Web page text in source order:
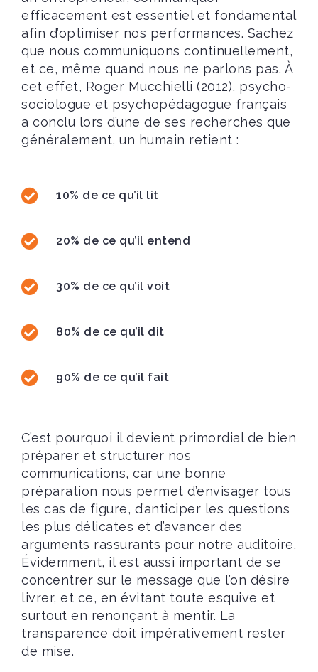
efficacement est essentiel et fondamental
afin d’optimiser nos performances. Sachez
que nous communiquons continuellement,
et ce, même quand nous ne parlons pas. À
cet effet, Roger Mucchielli (2012), psycho-
sociologue et psychopédagogue français
a conclu lors d’une de ses recherches que
généralement, un humain retient :
10% de ce qu’il lit
20% de ce qu’il entend
30% de ce qu’il voit
80% de ce qu’il dit
90% de ce qu’il fait
C’est pourquoi il devient primordial de bien
préparer et structurer nos
communications, car une bonne
préparation nous permet d’envisager tous
les cas de figure, d’anticiper les questions
les plus délicates et d’avancer des
arguments rassurants pour notre auditoire.
Évidemment, il est aussi important de se
concentrer sur le message que l’on désire
livrer, et ce, en évitant toute esquive et
surtout en renonçant à mentir. La
transparence doit impérativement rester
de mise.